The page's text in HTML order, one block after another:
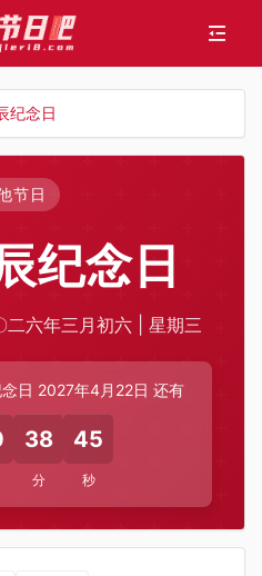
纪念日
节日
纪念日
六年三月初六 | 星期三
日 2027年4月22日 还有
38
分
45
秒